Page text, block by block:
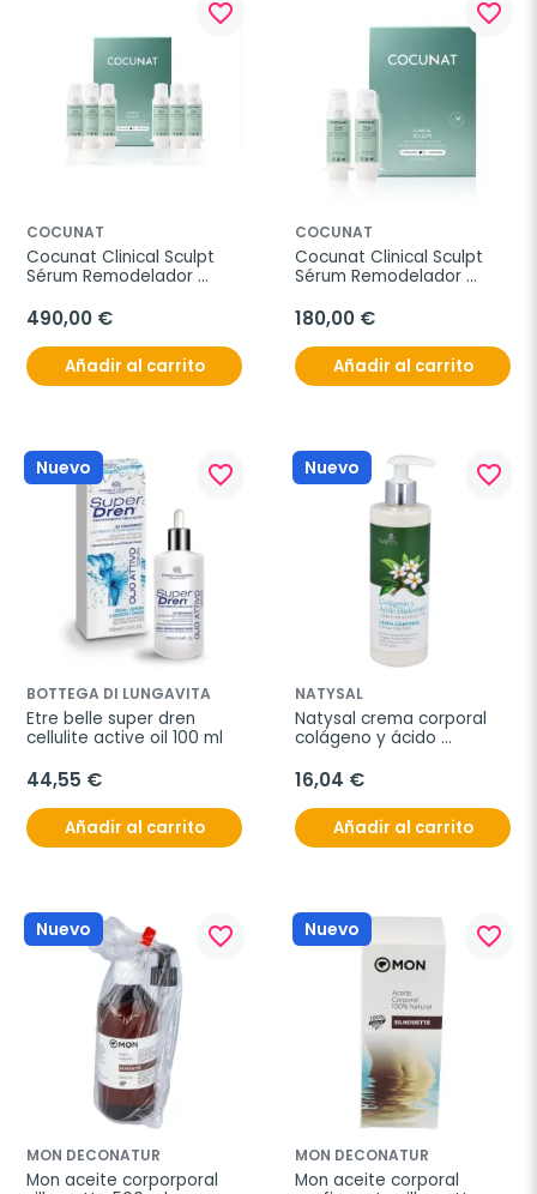
favorite_border
COCUNAT
Cocunat Clinical Sculpt
Sérum Remodelador
490,00 €
Añadir al carrito
favorite_border
COCUNAT
Cocunat Clinical Sculpt
Sérum Remodelador
180,00 €
Añadir al carrito
Nuevo favorite_border
BOTTEGA DI LUNGAVITA
Etre belle super dren
cellulite active oil 100 ml
44,55 €
Añadir al carrito
Nuevo favorite_border
NATYSAL
Natysal crema corporal
colágeno y ácido
16,04 €
Añadir al carrito
Nuevo favorite_border
MON DECONATUR
Mon aceite corporporal
Nuevo favorite_border
MON DECONATUR
Mon aceite corporal